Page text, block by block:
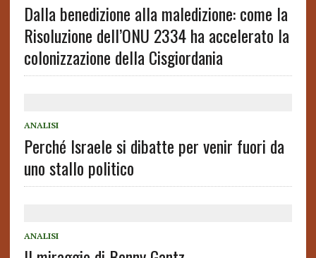
Dalla benedizione alla maledizione: come la
Risoluzione dell’ONU 2334 ha accelerato la
colonizzazione della Cisgiordania
ANALISI
Perché Israele si dibatte per venir fuori da
uno stallo politico
ANALISI